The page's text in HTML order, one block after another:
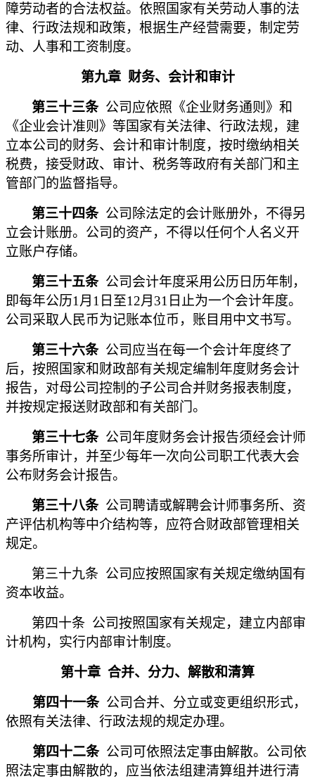
障劳动者的合法权益。依照国家有关劳动人事的法
律、行政法规和政策，根据生产经营需要，制定劳
动、人事和工资制度。
第九章 财务、会计和审计
第三十三条 公司应依照《企业财务通则》和
《企业会计准则》等国家有关法律、行政法规，建
立本公司的财务、会计和审计制度，按时缴纳相关
税费，接受财政、审计、税务等政府有关部门和主
管部门的监督指导。
第三十四条 公司除法定的会计账册外，不得另
立会计账册。公司的资产，不得以任何个人名义开
立账户存储。
第三十五条 公司会计年度采用公历日历年制，
即每年公历1月1日至12月31日止为一个会计年度。
公司采取人民币为记账本位币，账目用中文书写。
第三十六条 公司应当在每一个会计年度终了
后，按照国家和财政部有关规定编制年度财务会计
报告，对母公司控制的子公司合并财务报表制度，
并按规定报送财政部和有关部门。
第三十七条 公司年度财务会计报告须经会计师
事务所审计，并至少每年一次向公司职工代表大会
公布财务会计报告。
第三十八条 公司聘请或解聘会计师事务所、资
产评估机构等中介结构等，应符合财政部管理相关
规定。
第三十九条 公司应按照国家有关规定缴纳国有
资本收益。
第四十条 公司按照国家有关规定，建立内部审
计机构，实行内部审计制度。
第十章 合并、分力、解散和清算
第四十一条 公司合并、分立或变更组织形式，
依照有关法律、行政法规的规定办理。
第四十二条 公司可依照法定事由解散。公司依
照法定事由解散的，应当依法组建清算组并进行清